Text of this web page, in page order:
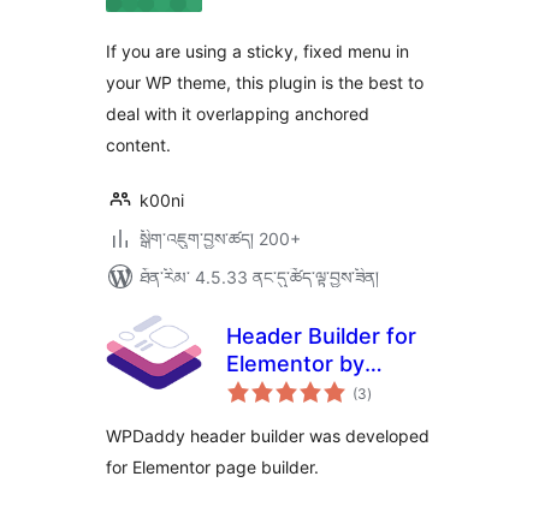
If you are using a sticky, fixed menu in
your WP theme, this plugin is the best to
deal with it overlapping anchored
content.
k00ni
སྒྲིག་འཇུག་བྱས་ཚད། 200+
ཐོན་རིམ་ 4.5.33 ནང་དུ་ཚོད་ལྟ་བྱས་ཟིན།
Header Builder for
Elementor by
WPDaddy
(3གདེང་
འཇོག་
ཚང་།
)
WPDaddy header builder was developed
for Elementor page builder.